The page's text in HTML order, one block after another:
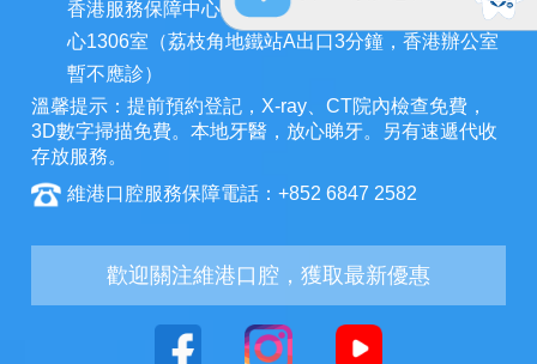
香港服務保障中心：九龍荔枝角長裕街11號定豐中
心1306室（荔枝角地鐵站A出口3分鐘，香港辦公室
暫不應診）
溫馨提示：提前預約登記，X-ray、CT院內檢查免費，
3D數字掃描免費。本地牙醫，放心睇牙。另有速遞代收
存放服務。
維港口腔服務保障電話：+852 6847 2582
歡迎關注維港口腔，獲取最新優惠